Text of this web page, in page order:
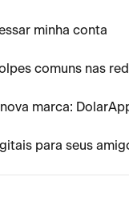
minha conta
comuns nas
marca:
para seus